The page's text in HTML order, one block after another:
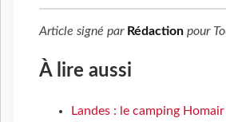
Article signé par Rédaction pour
À lire aussi
Landes : le camping